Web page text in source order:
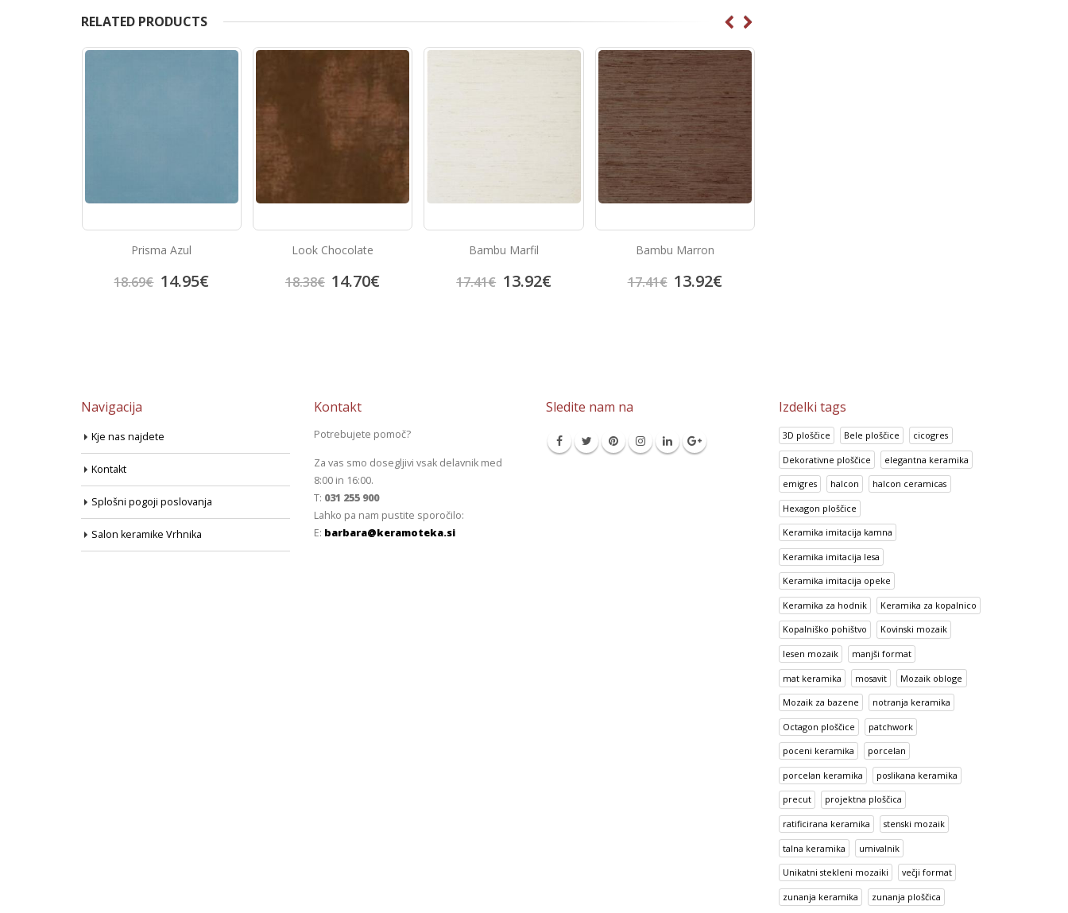
RELATED PRODUCTS
Look Chocolate
18.38€ 14.70€
Bambu Marfil
17.41€ 13.92€
Bambu Marron
17.41€ 13.92€
Talne in stenske ploščice Talia
30.06€ 24.05€
Navigacija
Kje nas najdete
Kontakt
Splošni pogoji poslovanja
Salon keramike Vrhnika
Kontakt
Potrebujete pomoč?
Za vas smo dosegljivi vsak delavnik med
8:00 in 16:00.
T: 031 255 900
Lahko pa nam pustite sporočilo:
E: barbara@keramoteka.si
Sledite nam na Izdelki tags
3D ploščice Bele ploščice cicogres
Dekorativne ploščice elegantna keramika
emigres halcon halcon ceramicas
Hexagon ploščice
Keramika imitacija kamna
Keramika imitacija lesa
Keramika imitacija opeke
Keramika za hodnik Keramika za kopalnico
Kopalniško pohištvo Kovinski mozaik
lesen mozaik manjši format
mat keramika mosavit Mozaik obloge
Mozaik za bazene notranja keramika
Octagon ploščice patchwork
poceni keramika porcelan
porcelan keramika poslikana keramika
precut projektna ploščica
ratificirana keramika stenski mozaik
talna keramika umivalnik
Unikatni stekleni mozaiki večji format
zunanja keramika zunanja ploščica